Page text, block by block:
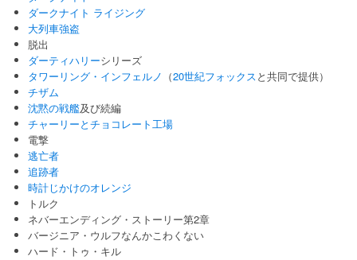
ダークナイト ライジング
大列車強盗
脱出
ダーティハリーシリーズ
タワーリング・インフェルノ （20世紀フォックスと共同で提供）
チザム
沈黙の戦艦及び続編
チャーリーとチョコレート工場
電撃
逃亡者
追跡者
時計じかけのオレンジ
トルク
ネバーエンディング・ストーリー第2章
バージニア・ウルフなんかこわくない
ハード・トゥ・キル